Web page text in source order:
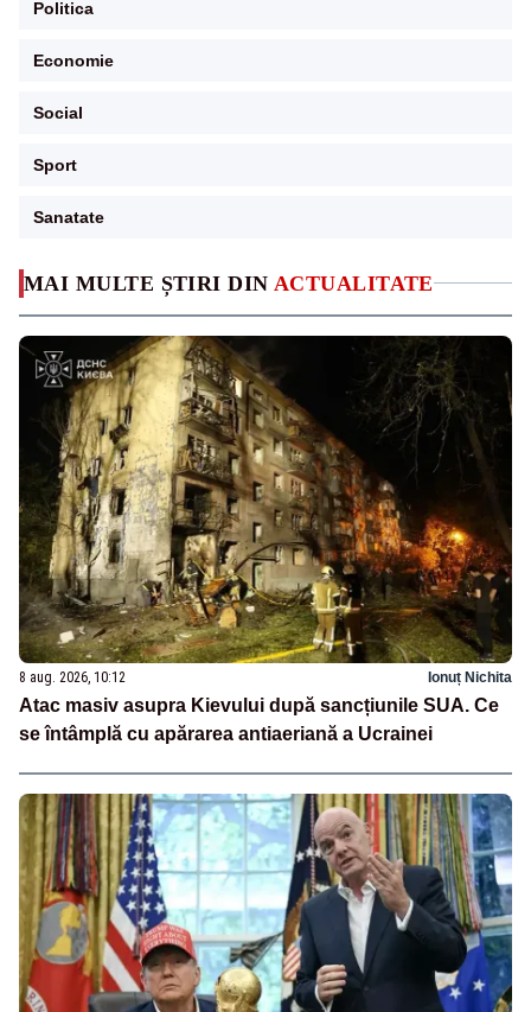
MAI MULTE ȘTIRI DIN ACTUALITATE
8 aug. 2026, 10:12 Ionuț Nichita
Atac masiv asupra Kievului după sancțiunile SUA. Ce
se întâmplă cu apărarea antiaeriană a Ucrainei
Politica
Economie
Social
Sport
Sanatate